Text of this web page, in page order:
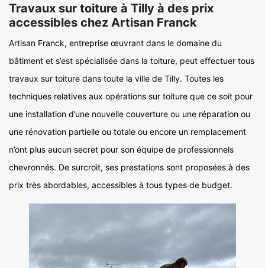
Travaux sur toiture à Tilly à des prix
accessibles chez Artisan Franck
Artisan Franck, entreprise œuvrant dans le domaine du
bâtiment et s’est spécialisée dans la toiture, peut effectuer tous
travaux sur toiture dans toute la ville de Tilly. Toutes les
techniques relatives aux opérations sur toiture que ce soit pour
une installation d’une nouvelle couverture ou une réparation ou
une rénovation partielle ou totale ou encore un remplacement
n’ont plus aucun secret pour son équipe de professionnels
chevronnés. De surcroit, ses prestations sont proposées à des
prix très abordables, accessibles à tous types de budget.